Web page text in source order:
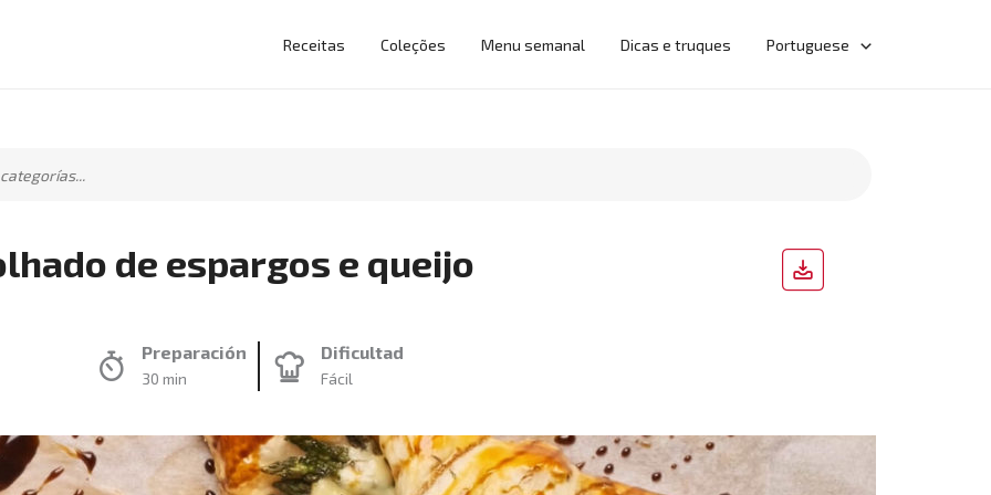
Receitas Coleções Menu semanal Dicas e truques Portuguese
de espargos e queijo
Preparación
30 min
Dificultad
Fácil